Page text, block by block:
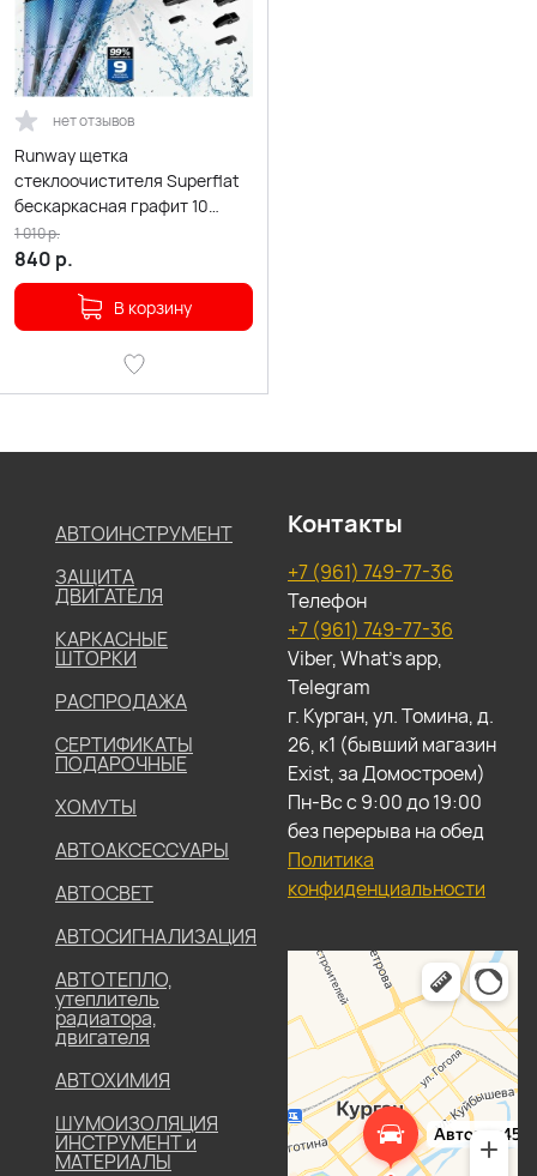
нет отзывов
Runway щетка
стеклоочистителя Superflat
бескаркасная графит 10
адаптеров 500мм
840 р.
1 010р.
В корзину
АВТОИНСТРУМЕНТ
ЗАЩИТА
ДВИГАТЕЛЯ
КАРКАСНЫЕ
ШТОРКИ
РАСПРОДАЖА
СЕРТИФИКАТЫ
ПОДАРОЧНЫЕ
ХОМУТЫ
АВТОАКСЕССУАРЫ
АВТОСВЕТ
АВТОСИГНАЛИЗАЦИЯ
АВТОТЕПЛО,
утеплитель
радиатора,
двигателя
АВТОХИМИЯ
ШУМОИЗОЛЯЦИЯ
ИНСТРУМЕНТ и
МАТЕРИАЛЫ
Контакты
+7 (961) 749-77-36
Телефон
+7 (961) 749-77-36
Viber, What's app,
Telegram
г. Курган, ул. Томина, д.
26, к1 (бывший магазин
Exist, за Домостроем)
Пн-Вс с 9:00 до 19:00
без перерыва на обед
Политика
конфиденциальности